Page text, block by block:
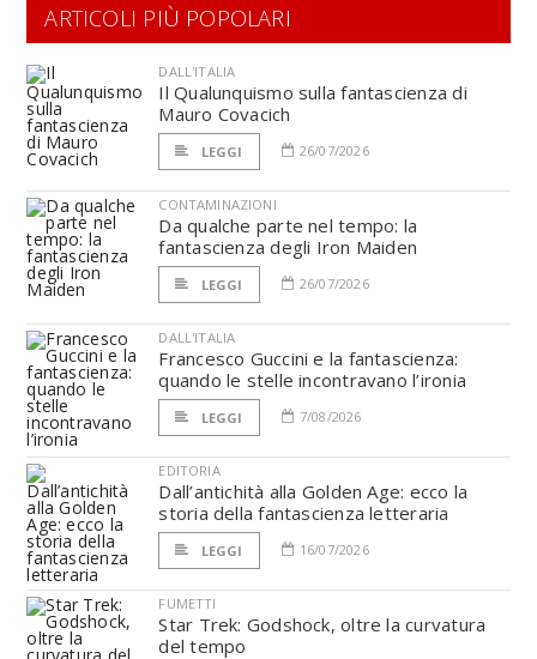
ARTICOLI PIÙ POPOLARI
DALL'ITALIA
Il Qualunquismo sulla fantascienza di
Mauro Covacich
LEGGI 26/07/2026
CONTAMINAZIONI
Da qualche parte nel tempo: la
fantascienza degli Iron Maiden
LEGGI 26/07/2026
DALL'ITALIA
Francesco Guccini e la fantascienza:
quando le stelle incontravano l’ironia
LEGGI 7/08/2026
EDITORIA
Dall’antichità alla Golden Age: ecco la
storia della fantascienza letteraria
LEGGI 16/07/2026
FUMETTI
Star Trek: Godshock, oltre la curvatura
del tempo